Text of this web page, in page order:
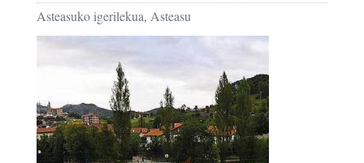
Asteasuko igerilekua, Asteasu